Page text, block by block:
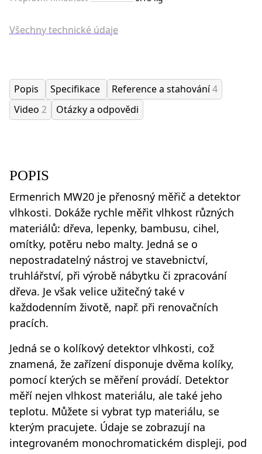
Všechny technické údaje
Popis Specifikace Reference a stahování4
Video 2 Otázky a odpovědi
POPIS
Ermenrich MW20 je přenosný měřič a detektor
vlhkosti. Dokáže rychle měřit vlhkost různých
materiálů: dřeva, lepenky, bambusu, cihel,
omítky, potěru nebo malty. Jedná se o
nepostradatelný nástroj ve stavebnictví,
truhlářství, při výrobě nábytku či zpracování
dřeva. Je však velice užitečný také v
každodenním životě, např. při renovačních
pracích.
Jedná se o kolíkový detektor vlhkosti, což
znamená, že zařízení disponuje dvěma kolíky,
pomocí kterých se měření provádí. Detektor
měří nejen vlhkost materiálu, ale také jeho
teplotu. Můžete si vybrat typ materiálu, se
kterým pracujete. Údaje se zobrazují na
integrovaném monochromatickém displeji, pod